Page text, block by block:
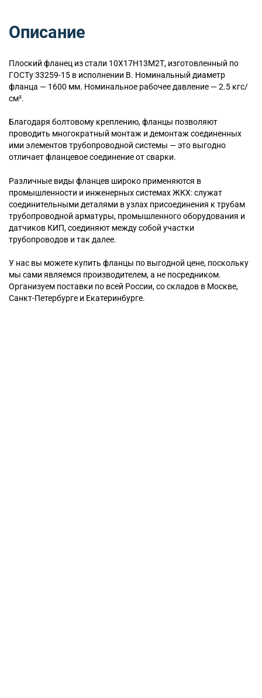
Описание
Плоский фланец из стали 10Х17Н13М2Т, изготовленный по
ГОСТу 33259-15 в исполнении B. Номинальный диаметр
фланца — 1600 мм. Номинальное рабочее давление — 2.5 кгс/
см².
Благодаря болтовому креплению, фланцы позволяют
проводить многократный монтаж и демонтаж соединенных
ими элементов трубопроводной системы — это выгодно
отличает фланцевое соединение от сварки.
Различные виды фланцев широко применяются в
промышленности и инженерных системах ЖКХ: служат
соединительными деталями в узлах присоединения к трубам
трубопроводной арматуры, промышленного оборудования и
датчиков КИП, соединяют между собой участки
трубопроводов и так далее.
У нас вы можете купить фланцы по выгодной цене, поскольку
мы сами являемся производителем, а не посредником.
Организуем поставки по всей России, со складов в Москве,
Санкт-Петербурге и Екатеринбурге.